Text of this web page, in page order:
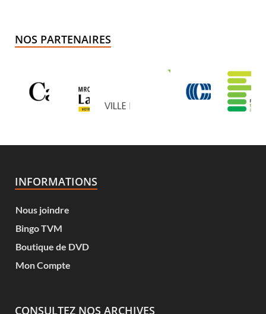
NOS PARTENAIRES
INFORMATIONS
Nous joindre
Bingo TVM
Boutique de DVD
Mon Compte
CONSULTEZ NOS ARCHIVES